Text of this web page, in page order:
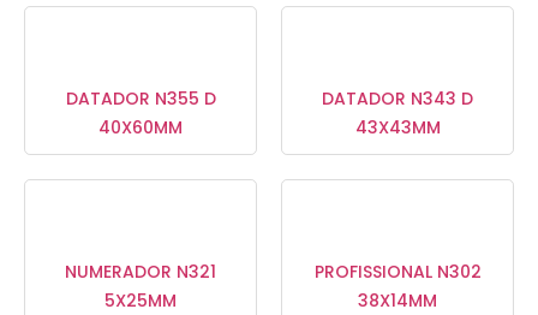
DATADOR N355 D
40X60MM
DATADOR N343 D
43X43MM
NUMERADOR N321
5X25MM
PROFISSIONAL N302
38X14MM